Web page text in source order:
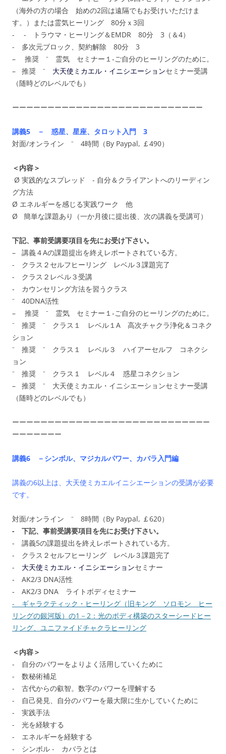
（海外の方の場合 始めの2回は遠隔でもお受けいただけま
す。）または霊気ヒーリング 80分ｘ3回
- - トラウマ・ヒーリング＆EMDR 80分 3（＆4）
- 多次元ブロック、契約解除 80分 3
– 推奨 ⁻ 霊気 セミナー１‐ご自分のヒーリングのために。
– 推奨 ⁻ 大天使ミカエル・イニシエーションセミナー受講
（随時どのレベルでも）
ーーーーーーーーーーーーーーーーーーーーーーーーーーー
講義5 － 惑星、星座、タロット入門 3
対面/オンライン ⁻ 4時間（By Paypal, ￡490）
＜内容＞
Ø 実践的なスプレッド - 自分＆クライアントへのリーディン
グ方法
Ø エネルギーを感じる実践ワーク 他
Ø 簡単な課題あり（一か月後に提出後、次の講義を受講可）
下記、事前受講要項目を先にお受け下さい。
– 講義４Aの課題提出を終えレポートされている方。
- クラス２セルフヒーリング レベル３課題完了
- クラス２レベル３受講
‐ カウンセリング方法を習うクラス
⁻ 40DNA活性
– 推奨 ⁻ 霊気 セミナー１‐ご自分のヒーリングのために。
⁻ 推奨 ⁻ クラス１ レベル１A 高次チャクラ浄化＆コネク
ション
⁻ 推奨 ⁻ クラス１ レベル３ ハイアーセルフ コネクシ
ョン
⁻ 推奨 ⁻ クラス１ レベル４ 惑星コネクション
– 推奨 ⁻ 大天使ミカエル・イニシエーションセミナー受講
（随時どのレベルでも）
ーーーーーーーーーーーーーーーーーーーーーーーーーーーー
ーーーーーーー
講義6 －シンボル、マジカルパワー、カバラ入門編
講義の6以上は、大天使ミカエルイニシエーションの受講が必要
です。
対面/オンライン ⁻ 8時間（By Paypal, ￡620）
- 下記、事前受講要項目を先にお受け下さい。
- 講義5の課題提出を終えレポートされている方。
- クラス２セルフヒーリング レベル３課題完了
- 大天使ミカエル・イニシエーションセミナー
‐ AK2/3 DNA活性
‐ AK2/3 DNA ライトボディセミナー
- ギャラクティック・ヒーリング（旧キング ソロモン ヒー
リングの銀河版）の1－2：光のボディ構築のスターシードヒー
リング、ユニファイドチャクラヒーリング
＜内容＞
- 自分のパワーをよりよく活用していくために
- 数秘術補足
- 古代からの叡智。数字のパワーを理解する
- 自己発見、自分のパワーを最大限に生かしていくために
- 実践手法
- 光を経験する
- エネルギーを経験する
‐ シンボル - カバラとは